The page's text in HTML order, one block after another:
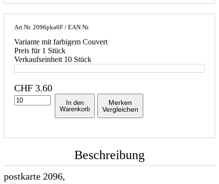
Art.Nr. 2096pka6F / EAN Nr.
Variante mit farbigem Couvert
Preis für 1 Stück
Verkaufseinheit 10 Stück
CHF 3.60
In den
Warenkorb
Merken
Vergleichen
Beschreibung
postkarte 2096,